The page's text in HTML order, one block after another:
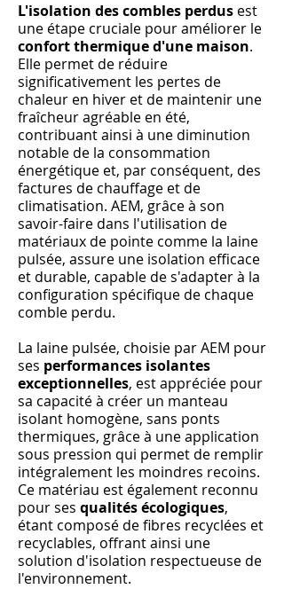
L'isolation des combles perdus est
une étape cruciale pour améliorer le
confort thermique d'une maison.
Elle permet de réduire
significativement les pertes de
chaleur en hiver et de maintenir une
fraîcheur agréable en été,
contribuant ainsi à une diminution
notable de la consommation
énergétique et, par conséquent, des
factures de chauffage et de
climatisation. AEM, grâce à son
savoir-faire dans l'utilisation de
matériaux de pointe comme la laine
pulsée, assure une isolation efficace
et durable, capable de s'adapter à la
configuration spécifique de chaque
comble perdu.
La laine pulsée, choisie par AEM pour
ses performances isolantes
exceptionnelles, est appréciée pour
sa capacité à créer un manteau
isolant homogène, sans ponts
thermiques, grâce à une application
sous pression qui permet de remplir
intégralement les moindres recoins.
Ce matériau est également reconnu
pour ses qualités écologiques,
étant composé de fibres recyclées et
recyclables, offrant ainsi une
solution d'isolation respectueuse de
l'environnement.